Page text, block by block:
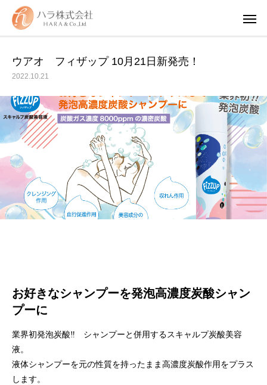
「ウアオ！」という感嘆の言葉に込めてネーミングしました。
ウアオ フィザップ 10月21日新発売！
2022.10.21
お好きなシャンプーを発泡高濃度炭酸シャン
プーに
業界初発泡炭酸‼ シャンプーと併用するスキャルプ炭酸美容
液。
液体シャンプーを元の性質を持ったまま高濃度炭酸作用をプラス
します。